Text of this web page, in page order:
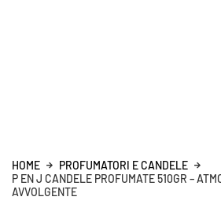
HOME
PROFUMATORI E CANDELE
P EN J CANDELE PROFUMATE 510GR –
AVVOLGENTE